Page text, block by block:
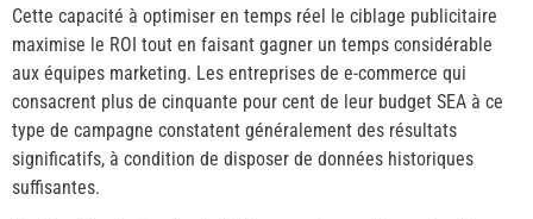
Cette capacité à optimiser en temps réel le ciblage publicitaire
maximise le ROI tout en faisant gagner un temps considérable
aux équipes marketing. Les entreprises de e-commerce qui
consacrent plus de cinquante pour cent de leur budget SEA à ce
type de campagne constatent généralement des résultats
significatifs, à condition de disposer de données historiques
suffisantes.